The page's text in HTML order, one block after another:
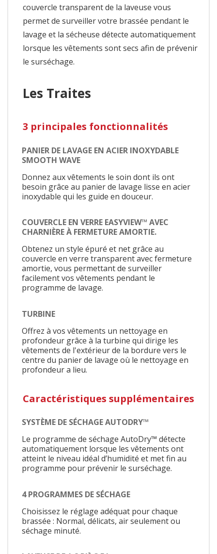
couvercle transparent de la laveuse vous
permet de surveiller votre brassée pendant le
lavage et la sécheuse détecte automatiquement
lorsque les vêtements sont secs afin de prévenir
le surséchage.
Les Traites
3 principales fonctionnalités
PANIER DE LAVAGE EN ACIER INOXYDABLE
SMOOTH WAVE
Donnez aux vêtements le soin dont ils ont
besoin grâce au panier de lavage lisse en acier
inoxydable qui les guide en douceur.
COUVERCLE EN VERRE EASYVIEW™ AVEC
CHARNIÈRE À FERMETURE AMORTIE.
Obtenez un style épuré et net grâce au
couvercle en verre transparent avec fermeture
amortie, vous permettant de surveiller
facilement vos vêtements pendant le
programme de lavage.
TURBINE
Offrez à vos vêtements un nettoyage en
profondeur grâce à la turbine qui dirige les
vêtements de l'extérieur de la bordure vers le
centre du panier de lavage où le nettoyage en
profondeur a lieu.
Caractéristiques supplémentaires
SYSTÈME DE SÉCHAGE AUTODRY™
Le programme de séchage AutoDry™ détecte
automatiquement lorsque les vêtements ont
atteint le niveau idéal d’humidité et met fin au
programme pour prévenir le surséchage.
4 PROGRAMMES DE SÉCHAGE
Choisissez le réglage adéquat pour chaque
brassée : Normal, délicats, air seulement ou
séchage minuté.